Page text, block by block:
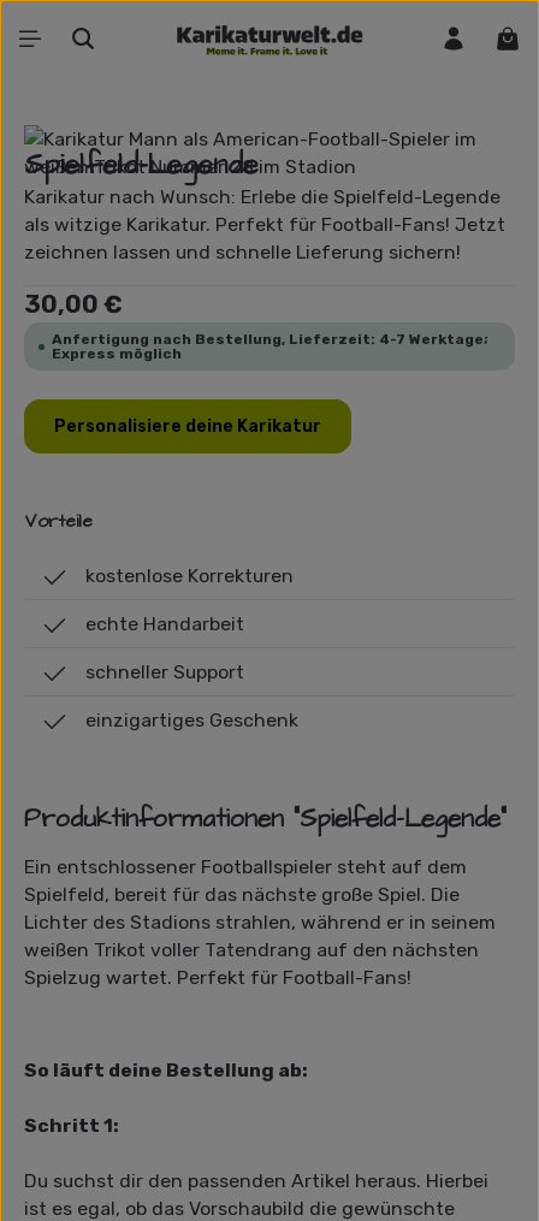
Zum Hauptinhalt springen
Bildergalerie überspringen
Spielfeld-Legende
Karikatur nach Wunsch: Erlebe die Spielfeld-Legende
als witzige Karikatur. Perfekt für Football-Fans! Jetzt
zeichnen lassen und schnelle Lieferung sichern!
Regulärer Preis:
30,00 €
Anfertigung nach Bestellung, Lieferzeit: 4-7 Werktage;
Express möglich
Personalisiere deine Karikatur
Vorteile
kostenlose Korrekturen
echte Handarbeit
schneller Support
einzigartiges Geschenk
Produktinformationen "Spielfeld-Legende"
Ein entschlossener Footballspieler steht auf dem
Spielfeld, bereit für das nächste große Spiel. Die
Lichter des Stadions strahlen, während er in seinem
weißen Trikot voller Tatendrang auf den nächsten
Spielzug wartet. Perfekt für Football-Fans!
So läuft deine Bestellung ab:
Schritt 1:
Du suchst dir den passenden Artikel heraus. Hierbei
ist es egal, ob das Vorschaubild die gewünschte